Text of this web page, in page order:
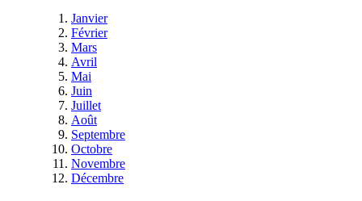
Janvier
Février
Mars
Avril
Mai
Juin
Juillet
Août
Septembre
Octobre
Novembre
Décembre